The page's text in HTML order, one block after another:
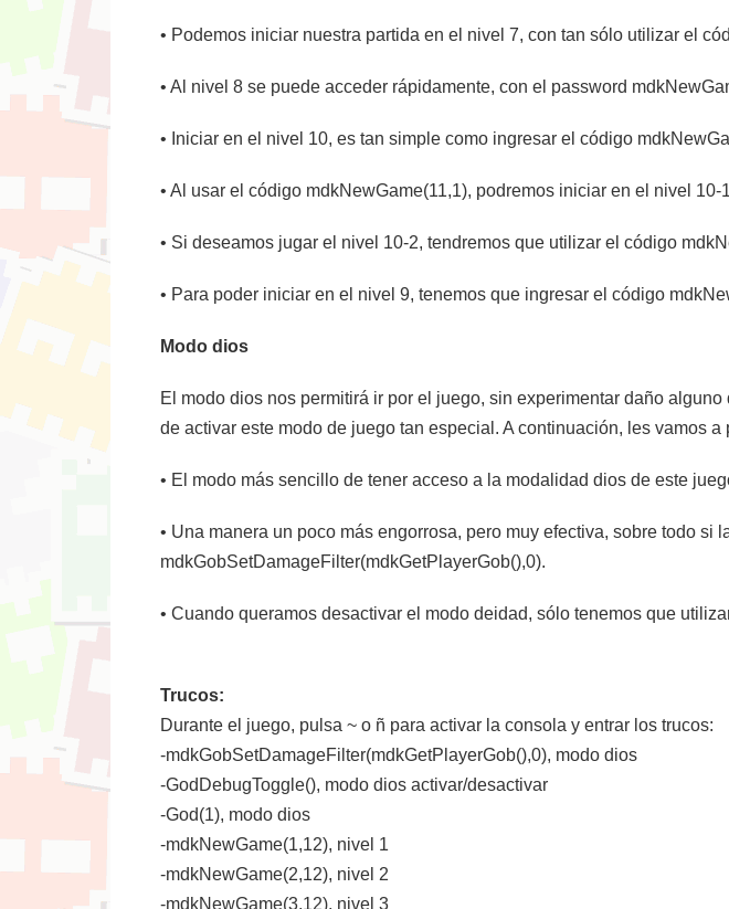
• Podemos iniciar nuestra partida en el nivel 7, con tan sólo utilizar el
• Al nivel 8 se puede acceder rápidamente, con el password
• Iniciar en el nivel 10, es tan simple como ingresar el código
• Al usar el código mdkNewGame(11,1), podremos iniciar en el nivel 10-
• Si deseamos jugar el nivel 10-2, tendremos que utilizar el código
• Para poder iniciar en el nivel 9, tenemos que ingresar el código
Modo dios
El modo dios nos permitirá ir por el juego, sin experimentar daño
de activar este modo de juego tan especial. A continuación, les vamos
• El modo más sencillo de tener acceso a la modalidad dios de este
• Una manera un poco más engorrosa, pero muy efectiva, sobre todo si
mdkGobSetDamageFilter(mdkGetPlayerGob(),0).
• Cuando queramos desactivar el modo deidad, sólo tenemos que
Trucos:
Durante el juego, pulsa ~ o ñ para activar la consola y entrar los trucos:
-mdkGobSetDamageFilter(mdkGetPlayerGob(),0), modo dios
-GodDebugToggle(), modo dios activar/desactivar
-God(1), modo dios
-mdkNewGame(1,12), nivel 1
-mdkNewGame(2,12), nivel 2
-mdkNewGame(3,12), nivel 3